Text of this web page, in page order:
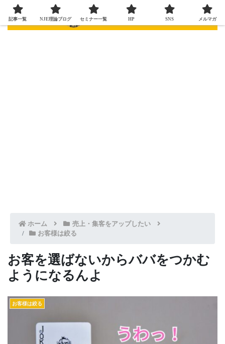
ホーム
売上・集客をアップしたい
お客様は絞る
お客を選ばないからババをつかむ
ようになるんよ
お客様は絞る
記事一覧 NJE理論ブログ セミナー一覧 HP SNS メルマガ